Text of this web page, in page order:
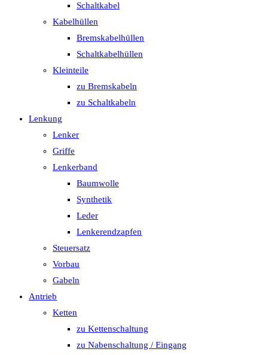
Schaltkabel
Kabelhüllen
Bremskabelhüllen
Schaltkabelhüllen
Kleinteile
zu Bremskabeln
zu Schaltkabeln
Lenkung
Lenker
Griffe
Lenkerband
Baumwolle
Synthetik
Leder
Lenkerendzapfen
Steuersatz
Vorbau
Gabeln
Antrieb
Ketten
zu Kettenschaltung
zu Nabenschaltung / Eingang